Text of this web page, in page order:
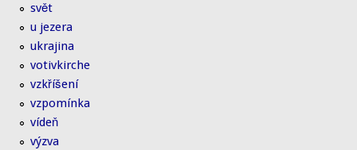
svět
u jezera
ukrajina
votivkirche
vzkříšení
vzpomínka
vídeň
výzva